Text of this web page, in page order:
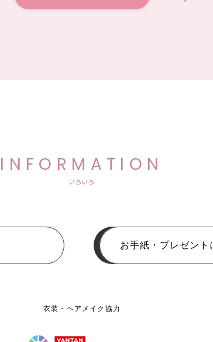
INFORMATION
いろいろ
お手紙・プレゼント
衣装・ヘアメイク協力